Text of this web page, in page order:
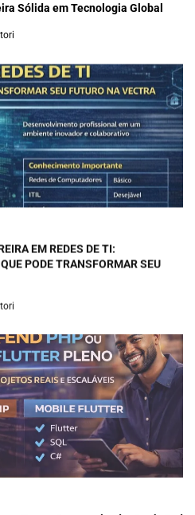
Sólida em Tecnologia Global
EM REDES DE TI:
PODE TRANSFORMAR SEU
Tornar Desenvolvedor Back-End